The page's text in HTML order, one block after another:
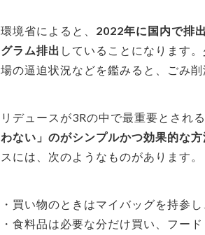
環境省によると、 2022年に国内で排
グラム排出 していることになります
場の逼迫状況などを鑑みると、ごみ
リデュースが3Rの中で最重要とされる
わない」のがシンプルかつ効果的な方
スには、次のようなものがあります。
・買い物のときはマイバッグを持参
・食料品は必要な分だけ買い、フー